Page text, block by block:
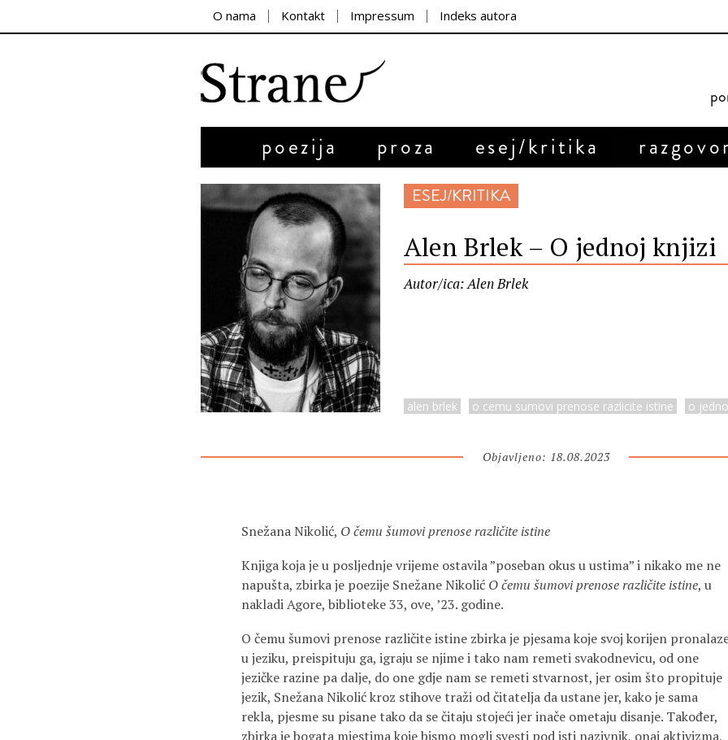
O nama Kontakt Impressum Indeks autora
poezija proza esej/kritika
ESEJ/KRITIKA
Alen Brlek – O jednoj knjizi
Autor/ica: Alen Brlek
alen brlek o cemu sumovi prenose razlicite istine o
Objavljeno: 18.08.2023
Snežana Nikolić, O čemu šumovi prenose različite istine
Knjiga koja je u posljednje vrijeme ostavila ”poseban okus u ustima” i nikako me ne
napušta, zbirka je poezije Snežane Nikolić O čemu šumovi prenose različite istine, u
nakladi Agore, biblioteke 33, ove, ’23. godine.
O čemu šumovi prenose različite istine zbirka je pjesama koje svoj korijen
u jeziku, preispituju ga, igraju se njime i tako nam remeti svakodnevicu, od one
jezičke razine pa dalje, do one gdje nam se remeti stvarnost, jer osim što propituje
jezik, Snežana Nikolić kroz stihove traži od čitatelja da ustane jer, kako je sama
rekla, pjesme su pisane tako da se čitaju stojeći jer inače ometaju disanje. Također,
zbirka je bogata mjestima koje bismo mogli svesti pod isti nazivnik, onaj aktivizma,